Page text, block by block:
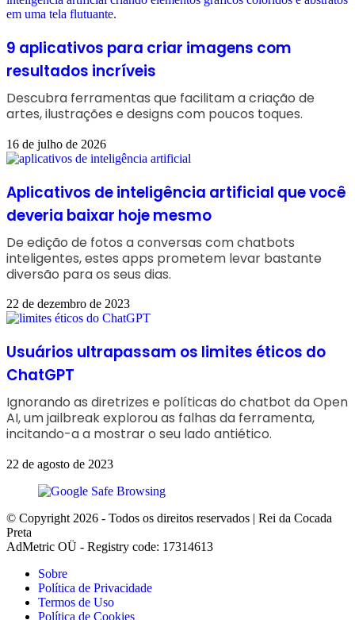
9 aplicativos para criar imagens com
resultados incríveis
Descubra ferramentas que facilitam a criação de
artes, ilustrações e designs com poucos toques.
16 de julho de 2026
Aplicativos de inteligência artificial que você
deveria baixar hoje mesmo
De edição de fotos a conversas com chatbots
inteligentes, estes apps prometem levar bastante
diversão para os seus dias.
22 de dezembro de 2023
Usuários ultrapassam os limites éticos do
ChatGPT
Ignorando as diretrizes e políticas do chatbot da Open
AI, um jailbreak explorou as falhas da ferramenta,
incitando-a a mostrar o seu lado antiético.
22 de agosto de 2023
© Copyright 2026 - Todos os direitos reservados | Rei da Cocada
Preta
AdMetric OÜ - Registry code: 17314613
Sobre
Política de Privacidade
Termos de Uso
Política de Cookies